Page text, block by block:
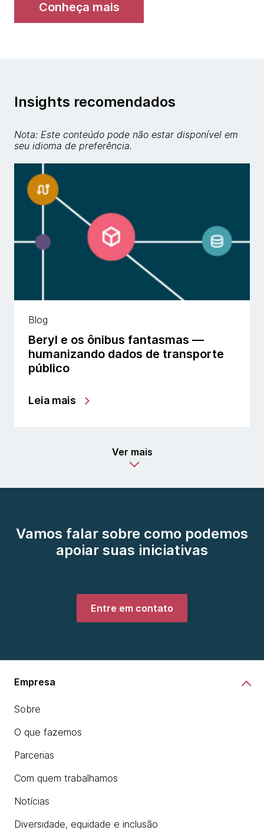
Conheça mais
Insights recomendados
Nota: Este conteúdo pode não estar disponível em
seu idioma de preferência.
Blog
Beryl e os ônibus fantasmas —
humanizando dados de transporte
público
Leia mais
Ver mais
Vamos falar sobre como podemos
apoiar suas iniciativas
Entre em contato
Empresa
Sobre
O que fazemos
Parcerias
Com quem trabalhamos
Notícias
Diversidade, equidade e inclusão